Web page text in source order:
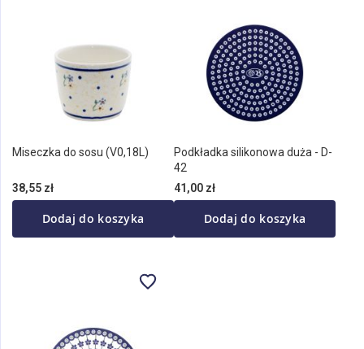
Miseczka do sosu (V0,18L)
38,55 zł
Dodaj do koszyka
Podkładka silikonowa duża - D-
42
41,00 zł
Dodaj do koszyka